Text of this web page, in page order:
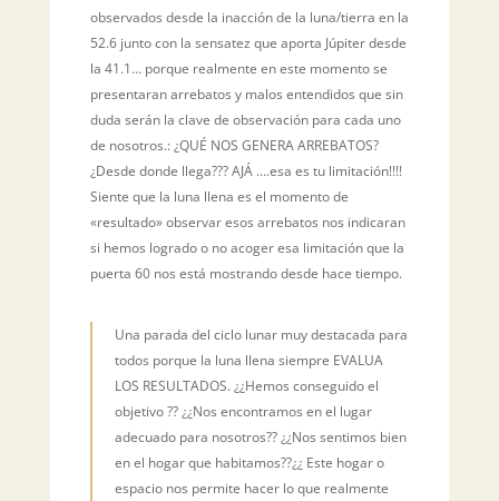
observados desde la inacción de la luna/tierra en la
52.6 junto con la sensatez que aporta Júpiter desde
la 41.1… porque realmente en este momento se
presentaran arrebatos y malos entendidos que sin
duda serán la clave de observación para cada uno
de nosotros.: ¿QUÉ NOS GENERA ARREBATOS?
¿Desde donde llega??? AJÁ ….esa es tu limitación!!!!
Siente que la luna llena es el momento de
«resultado» observar esos arrebatos nos indicaran
si hemos logrado o no acoger esa limitación que la
puerta 60 nos está mostrando desde hace tiempo.
Una parada del ciclo lunar muy destacada para
todos porque la luna llena siempre EVALUA
LOS RESULTADOS. ¿¿Hemos conseguido el
objetivo ?? ¿¿Nos encontramos en el lugar
adecuado para nosotros?? ¿¿Nos sentimos bien
en el hogar que habitamos??¿¿ Este hogar o
espacio nos permite hacer lo que realmente